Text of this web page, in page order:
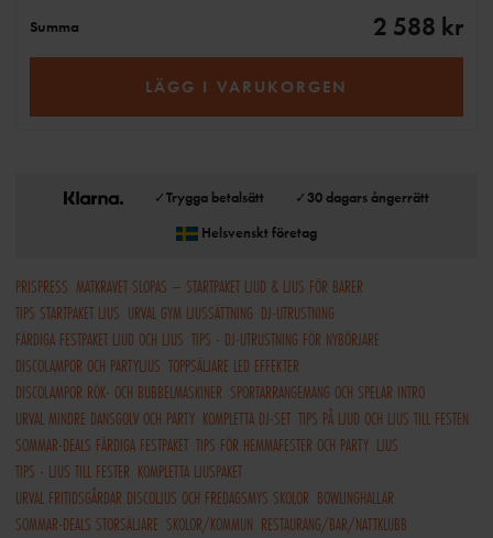
Summa 2 588 kr
LÄGG I VARUKORGEN
✓Trygga betalsätt ✓30 dagars ångerrätt
Helsvenskt företag
PRISPRESS MATKRAVET SLOPAS – STARTPAKET LJUD & LJUS FÖR BARER
TIPS STARTPAKET LJUS URVAL GYM LJUSSÄTTNING DJ-UTRUSTNING
FÄRDIGA FESTPAKET LJUD OCH LJUS TIPS - DJ-UTRUSTNING FÖR NYBÖRJARE
DISCOLAMPOR OCH PARTYLJUS TOPPSÄLJARE LED EFFEKTER
DISCOLAMPOR RÖK- OCH BUBBELMASKINER SPORTARRANGEMANG OCH SPELAR INTRO
URVAL MINDRE DANSGOLV OCH PARTY KOMPLETTA DJ-SET TIPS PÅ LJUD OCH LJUS TILL FESTEN
SOMMAR-DEALS FÄRDIGA FESTPAKET TIPS FÖR HEMMAFESTER OCH PARTY LJUS
TIPS - LJUS TILL FESTER KOMPLETTA LJUSPAKET
URVAL FRITIDSGÅRDAR DISCOLJUS OCH FREDAGSMYS SKOLOR BOWLINGHALLAR
SOMMAR-DEALS STORSÄLJARE SKOLOR/KOMMUN RESTAURANG/BAR/NATTKLUBB